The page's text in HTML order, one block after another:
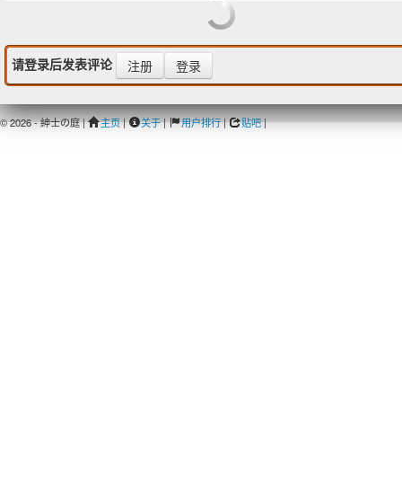
请登录后发表评论 注册 登录
© 2026 - 紳士の庭 | 主页| 关于| 用户排行| 贴吧|